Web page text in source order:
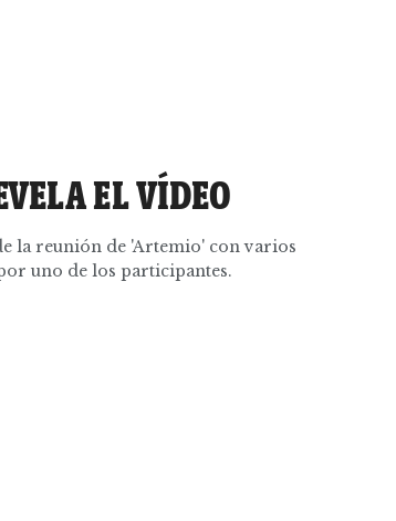
EL VÍDEO
la reunión de 'Artemio' con varios
uno de los participantes.